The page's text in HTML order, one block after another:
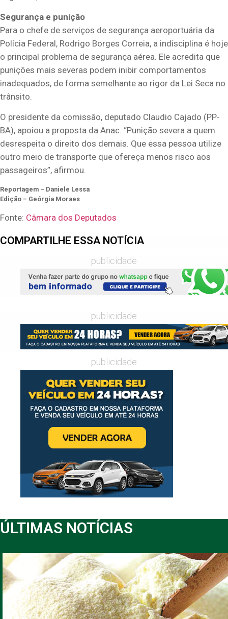
Segurança e punição
Para o chefe de serviços de segurança aeroportuária da
Polícia Federal, Rodrigo Borges Correia, a indisciplina é hoje
o principal problema de segurança aérea. Ele acredita que
punições mais severas podem inibir comportamentos
inadequados, de forma semelhante ao rigor da Lei Seca no
trânsito.
O presidente da comissão, deputado Claudio Cajado (PP-
BA), apoiou a proposta da Anac. “Punição severa a quem
desrespeita o direito dos demais. Que essa pessoa utilize
outro meio de transporte que ofereça menos risco aos
passageiros”, afirmou.
Reportagem – Daniele Lessa
Edição – Geórgia Moraes
Fonte: Câmara dos Deputados
COMPARTILHE ESSA NOTÍCIA
publicidade
publicidade
publicidade
ÚLTIMAS NOTÍCIAS